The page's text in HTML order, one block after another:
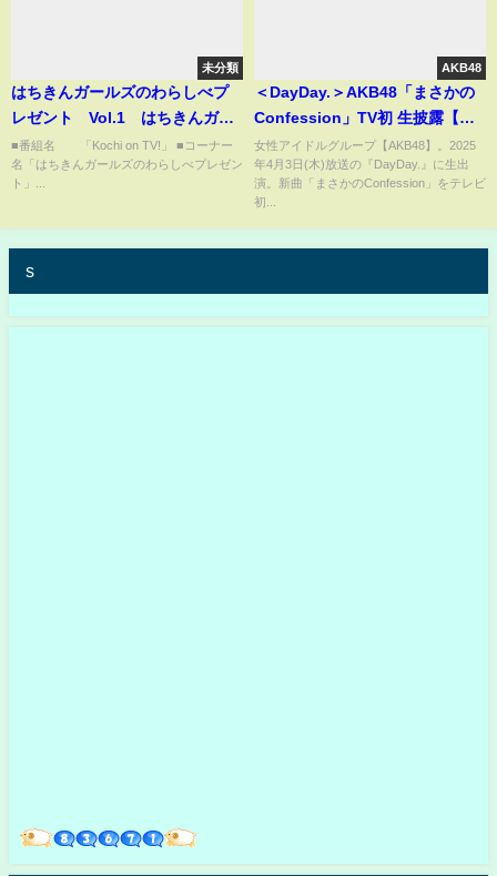
未分類
はちきんガールズのわらしべプ
レゼント Vol.1 はちきんガー
ルズ
■番組名 「Kochi on TV!」 ■コーナー
名「はちきんガールズのわらしべプレゼン
ト」...
AKB48
＜DayDay.＞AKB48「まさかの
Confession」TV初 生披露【ア
ーティストLIVE】
女性アイドルグループ【AKB48】。2025
年4月3日(木)放送の『DayDay.』に生出
演。新曲「まさかのConfession」をテレビ
初...
s